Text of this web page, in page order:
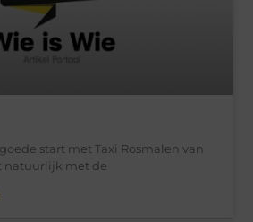
start met Taxi Rosmalen van
natuurlijk met de